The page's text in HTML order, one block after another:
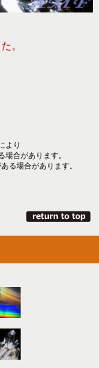
。
より
合があります。
る場合があります。